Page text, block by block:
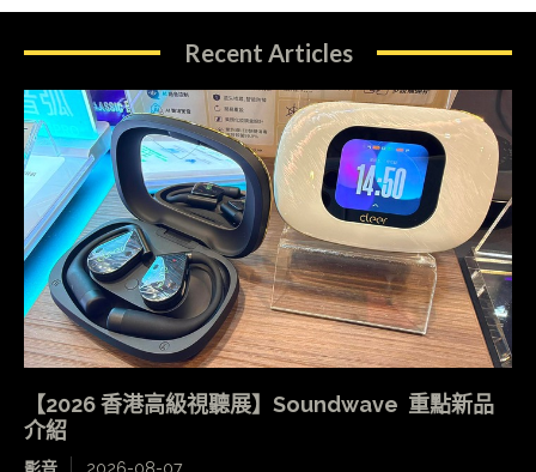
Recent Articles
【2026 香港高級視聽展】Soundwave 重點新品
介紹